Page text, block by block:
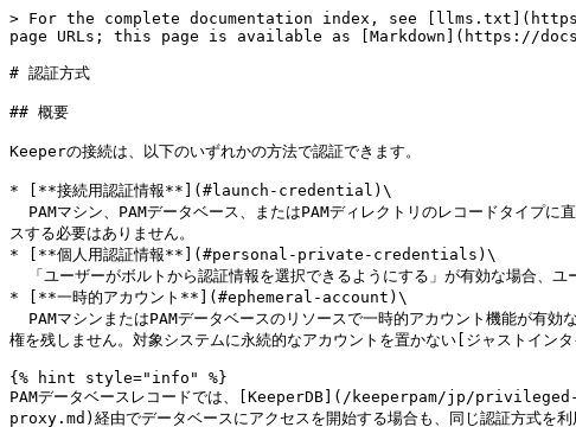
> For the complete documentation index, see
page URLs; this page is available as [Markdown](https://
# 認証方式
## 概要
Keeperの接続は、以下のいずれかの方法で認証できます。
* [**接続用認証情報**](#launch-credential)\
スする必要はありません。
* [**個人用認証情報**](#personal-private-credentials)\
* [**一時的アカウント**](#ephemeral-account)\
権を残しません。対象システムに永続的なアカウントを置かない[ジャ
{% hint style="info" %}
PAMデータベースレコードでは、[KeeperDB](/keeperpam/jp/
proxy.md)経由でデータベースにアクセスを開始する場合も、同じ認証方式を利